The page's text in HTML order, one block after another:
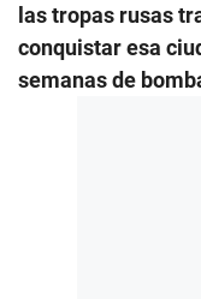
las tropas rusas
conquistar esa
semanas de